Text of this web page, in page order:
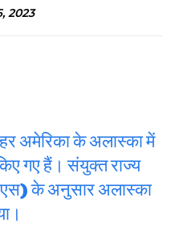
2023
अमेरिका के अलास्का में
गए हैं। संयुक्त राज्य
के अनुसार अलास्का